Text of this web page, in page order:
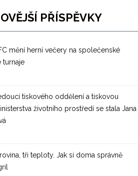
PŘÍSPĚVKY
mění herní večery na společenské
turnaje
tiskového oddělení a tiskovou
životního prostředí se stala Jana
tři teploty. Jak si doma správně